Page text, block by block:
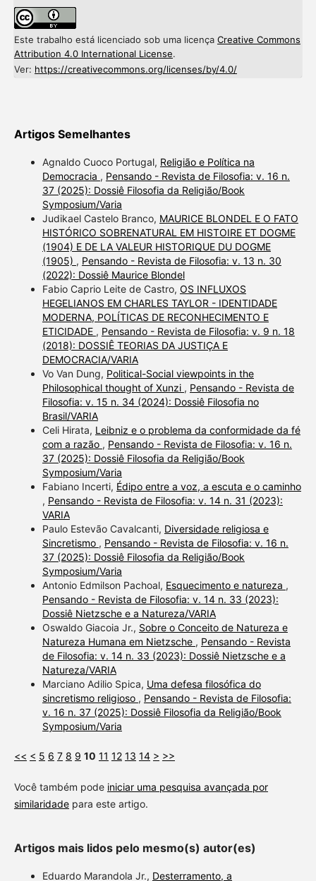
Este trabalho está licenciado sob uma licença Creative Commons
Attribution 4.0 International License.
Ver: https://creativecommons.org/licenses/by/4.0/
Artigos Semelhantes
Agnaldo Cuoco Portugal, Religião e Política na
Democracia , Pensando - Revista de Filosofia: v. 16 n.
37 (2025): Dossiê Filosofia da Religião/Book
Symposium/Varia
Judikael Castelo Branco, MAURICE BLONDEL E O FATO
HISTÓRICO SOBRENATURAL EM HISTOIRE ET DOGME
(1904) E DE LA VALEUR HISTORIQUE DU DOGME
(1905) , Pensando - Revista de Filosofia: v. 13 n. 30
(2022): Dossiê Maurice Blondel
Fabio Caprio Leite de Castro, OS INFLUXOS
HEGELIANOS EM CHARLES TAYLOR - IDENTIDADE
MODERNA, POLÍTICAS DE RECONHECIMENTO E
ETICIDADE , Pensando - Revista de Filosofia: v. 9 n. 18
(2018): DOSSIÊ TEORIAS DA JUSTIÇA E
DEMOCRACIA/VARIA
Vo Van Dung, Political-Social viewpoints in the
Philosophical thought of Xunzi , Pensando - Revista de
Filosofia: v. 15 n. 34 (2024): Dossiê Filosofia no
Brasil/VARIA
Celi Hirata, Leibniz e o problema da conformidade da fé
com a razão , Pensando - Revista de Filosofia: v. 16 n.
37 (2025): Dossiê Filosofia da Religião/Book
Symposium/Varia
Fabiano Incerti, Édipo entre a voz, a escuta e o caminho
, Pensando - Revista de Filosofia: v. 14 n. 31 (2023):
VARIA
Paulo Estevão Cavalcanti, Diversidade religiosa e
Sincretismo , Pensando - Revista de Filosofia: v. 16 n.
37 (2025): Dossiê Filosofia da Religião/Book
Symposium/Varia
Antonio Edmilson Pachoal, Esquecimento e natureza ,
Pensando - Revista de Filosofia: v. 14 n. 33 (2023):
Dossiê Nietzsche e a Natureza/VARIA
Oswaldo Giacoia Jr., Sobre o Conceito de Natureza e
Natureza Humana em Nietzsche , Pensando - Revista
de Filosofia: v. 14 n. 33 (2023): Dossiê Nietzsche e a
Natureza/VARIA
Marciano Adilio Spica, Uma defesa filosófica do
sincretismo religioso , Pensando - Revista de Filosofia:
v. 16 n. 37 (2025): Dossiê Filosofia da Religião/Book
Symposium/Varia
<< < 5 6 7 8 9 10 11 12 13 14 > >>
Você também pode iniciar uma pesquisa avançada por
similaridadepara este artigo.
Artigos mais lidos pelo mesmo(s) autor(es)
Eduardo Marandola Jr., Desterramento, a